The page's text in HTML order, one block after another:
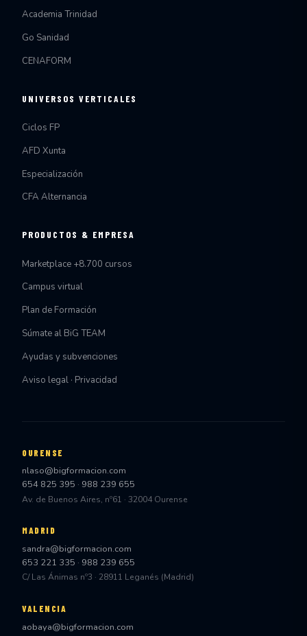
Academia Trinidad
Go Sanidad
CENAFORM
UNIVERSOS VERTICALES
Ciclos FP
AFD Xunta
Especialización
CFA Alternancia
PRODUCTOS & EMPRESA
Marketplace +8.700 cursos
Campus virtual
Plan de Formación
Súmate al BiG TEAM
Ayudas y subvenciones
Aviso legal · Privacidad
OURENSE
nlaso@bigformacion.com
654 825 395 · 988 239 655
Av. de Buenos Aires, nº61 · 32004 Ourense
MADRID
sandra@bigformacion.com
653 221 335 · 988 239 655
C/ Las Ánimas nº3 · 28911 Leganés (Madrid)
VALENCIA
aobaya@bigformacion.com